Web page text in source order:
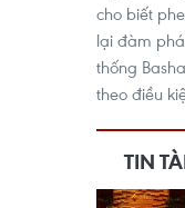
cho biết
lại đàm
thống
theo điều